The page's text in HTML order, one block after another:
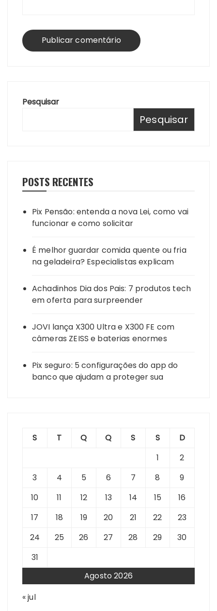
Pesquisar
Pesquisar
POSTS RECENTES
Pix Pensão: entenda a nova Lei, como vai
funcionar e como solicitar
É melhor guardar comida quente ou fria
na geladeira? Especialistas explicam
Achadinhos Dia dos Pais: 7 produtos tech
em oferta para surpreender
JOVI lança X300 Ultra e X300 FE com
câmeras ZEISS e baterias enormes
Pix seguro: 5 configurações do app do
banco que ajudam a proteger sua
Agosto 2026
S T Q Q S S
D
1
2
3
4 5 6 7 8
9
10
11 12 13 14 15
16
17
18 19 20 21 22
23
24
25 26 27 28 29
30
31
« jul